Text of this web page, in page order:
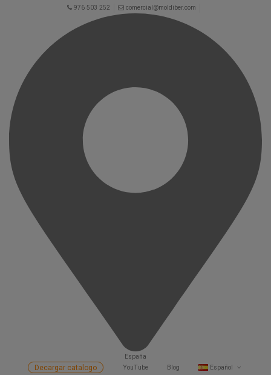
976 503 252 comercial@moldiber.com
España
Español
Blog
YouTube
Decargar catalogo